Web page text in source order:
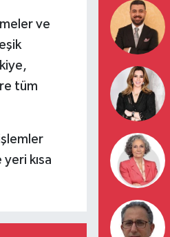
ve
tüm
kısa